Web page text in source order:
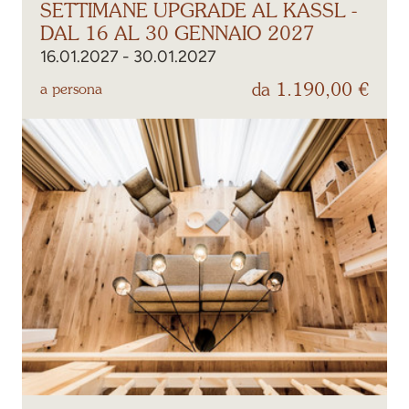
SETTIMANE UPGRADE AL KASSL -
DAL 16 AL 30 GENNAIO 2027
16.01.2027 - 30.01.2027
a persona da 1.190,00 €